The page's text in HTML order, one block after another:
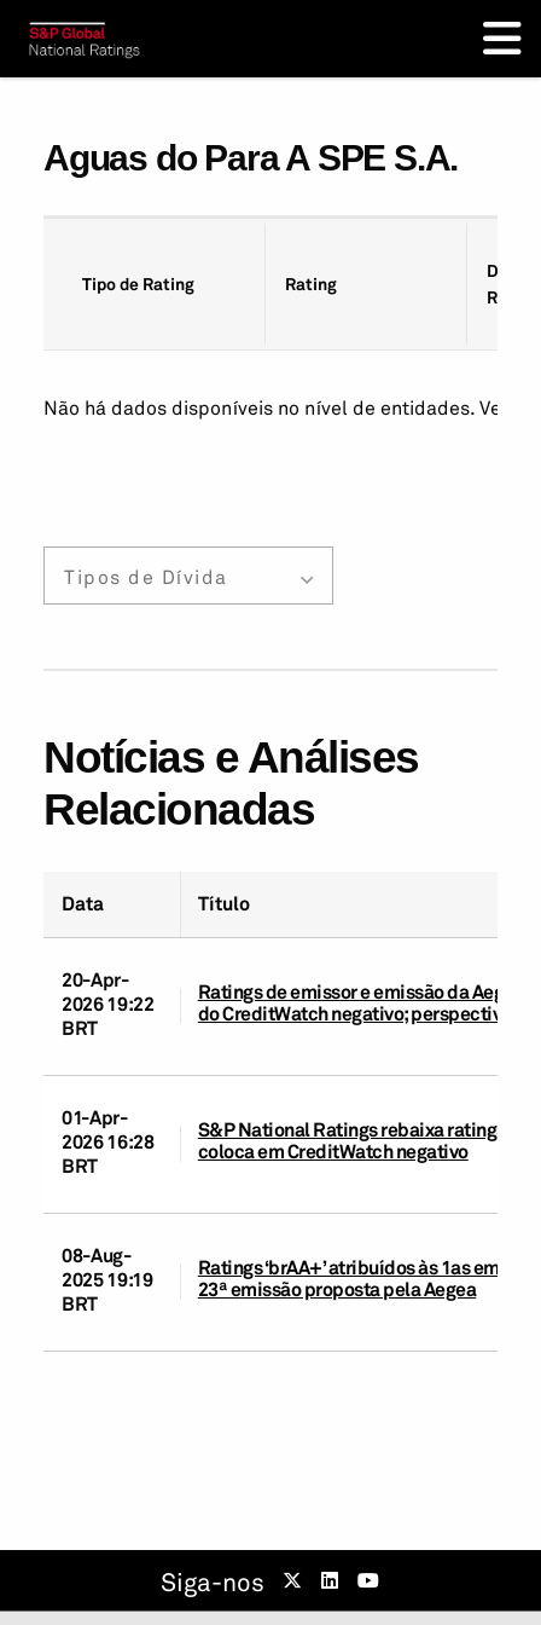
Aguas do Para A SPE S.A.
Tipo de Rating Rating
Data
Rating
Não há dados disponíveis no nível de entidades. Veja
Tipos de Dívida
Notícias e Análises
Relacionadas
Data Título
20-Apr-
2026 19:22
BRT
Ratings de emissor e emissão da Aegea
do CreditWatch negativo; perspectiva
01-Apr-
2026 16:28
BRT
S&P National Ratings rebaixa ratings de
coloca em CreditWatch negativo
08-Aug-
2025 19:19
BRT
Ratings ‘brAA+’ atribuídos às 1as
23ª emissão proposta pela Aegea
Siga-nos